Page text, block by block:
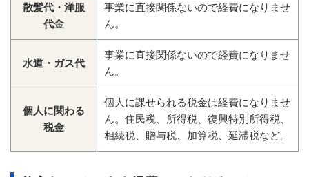
散髪代・洋服
代金
事業に直接関係ないので経費になりませ
ん。
水道・ガス代
事業に直接関係ないので経費になりませ
ん。
個人に関わる
税金
個人に課せられる税金は経費になりませ
ん。住民税、所得税、復興特別所得税、
相続税、贈与税、加算税、延滞税など。